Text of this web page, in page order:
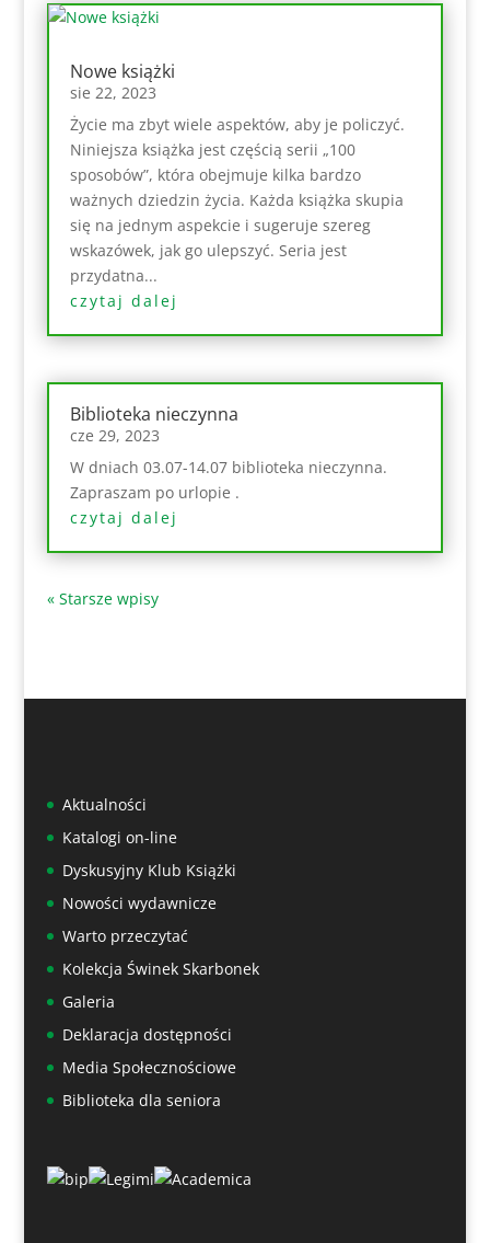
Nowe książki
sie 22, 2023
Życie ma zbyt wiele aspektów, aby je policzyć.
Niniejsza książka jest częścią serii „100
sposobów”, która obejmuje kilka bardzo
ważnych dziedzin życia. Każda książka skupia
się na jednym aspekcie i sugeruje szereg
wskazówek, jak go ulepszyć. Seria jest
przydatna...
czytaj dalej
Biblioteka nieczynna
cze 29, 2023
W dniach 03.07-14.07 biblioteka nieczynna.
Zapraszam po urlopie .
czytaj dalej
« Starsze wpisy
Aktualności
Katalogi on-line
Dyskusyjny Klub Książki
Nowości wydawnicze
Warto przeczytać
Kolekcja Świnek Skarbonek
Galeria
Deklaracja dostępności
Media Społecznościowe
Biblioteka dla seniora